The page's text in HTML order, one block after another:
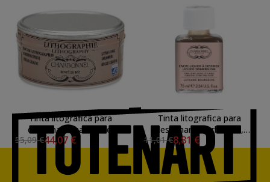
Tinta litografica para
desenhar, Charbonnel
Highgrade, 125g
55,09 €44,07 €
Tinta litografica para
desenhar, Charbonnel,
75ml.
11,01 €8,81 €